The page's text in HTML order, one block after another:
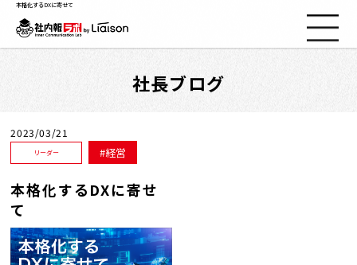
社内報ノウハウ
Web社内報
資料コーナー
本格化するDXに寄せて
社長ブログ
2023/03/21
リーダー 経営
本格化するDXに寄せ
て